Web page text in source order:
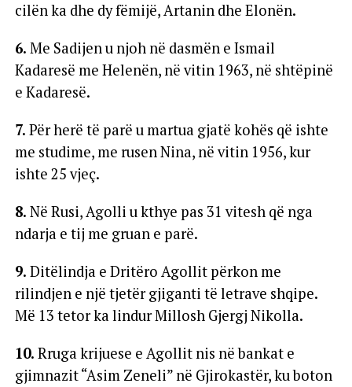
cilën ka dhe dy fëmijë, Artanin dhe Elonën.
6. Me Sadijen u njoh në dasmën e Ismail
Kadaresë me Helenën, në vitin 1963, në shtëpinë
e Kadaresë.
7. Për herë të parë u martua gjatë kohës që ishte
me studime, me rusen Nina, në vitin 1956, kur
ishte 25 vjeç.
8. Në Rusi, Agolli u kthye pas 31 vitesh që nga
ndarja e tij me gruan e parë.
9. Ditëlindja e Dritëro Agollit përkon me
rilindjen e një tjetër gjiganti të letrave shqipe.
Më 13 tetor ka lindur Millosh Gjergj Nikolla.
10. Rruga krijuese e Agollit nis në bankat e
gjimnazit “Asim Zeneli” në Gjirokastër, ku boton